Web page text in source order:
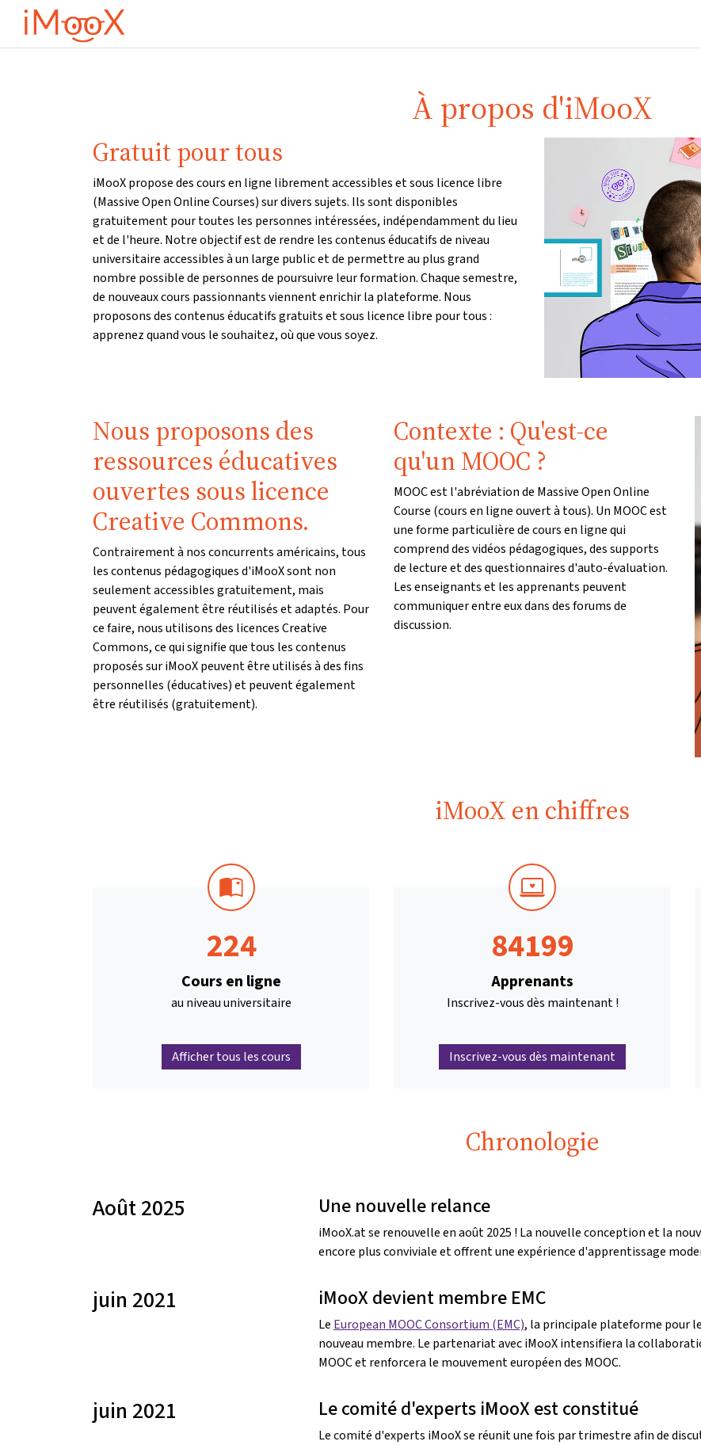
Passer au contenu principal
À propos d'iMooX
Gratuit pour tous
iMooX propose des cours en ligne librement accessibles et sous licence libre
(Massive Open Online Courses) sur divers sujets. Ils sont disponibles
gratuitement pour toutes les personnes intéressées, indépendamment du lieu
et de l'heure. Notre objectif est de rendre les contenus éducatifs de niveau
universitaire accessibles à un large public et de permettre au plus grand
nombre possible de personnes de poursuivre leur formation. Chaque semestre,
de nouveaux cours passionnants viennent enrichir la plateforme. Nous
proposons des contenus éducatifs gratuits et sous licence libre pour tous :
apprenez quand vous le souhaitez, où que vous soyez.
Nous proposons des
ressources éducatives
ouvertes sous licence
Creative Commons.
Contrairement à nos concurrents américains, tous
les contenus pédagogiques d'iMooX sont non
seulement accessibles gratuitement, mais
peuvent également être réutilisés et adaptés. Pour
ce faire, nous utilisons des licences Creative
Commons, ce qui signifie que tous les contenus
proposés sur iMooX peuvent être utilisés à des fins
personnelles (éducatives) et peuvent également
être réutilisés (gratuitement).
Contexte : Qu'est-ce
qu'un MOOC ?
MOOC est l'abréviation de Massive Open Online
Course (cours en ligne ouvert à tous). Un MOOC est
une forme particulière de cours en ligne qui
comprend des vidéos pédagogiques, des supports
de lecture et des questionnaires d'auto-évaluation.
Les enseignants et les apprenants peuvent
communiquer entre eux dans des forums de
discussion.
iMooX en chiffres
224
Cours en ligne
au niveau universitaire
Afficher tous les cours
84199
Apprenants
Inscrivez-vous dès maintenant !
Inscrivez-vous dès maintenant
Chronologie
Août 2025 Une nouvelle relance
iMooX.at se renouvelle en août 2025 ! La nouvelle conception et la
encore plus conviviale et offrent une expérience d'apprentissage
juin 2021 iMooX devient membre EMC
Le European MOOC Consortium (EMC), la principale plateforme pour
nouveau membre. Le partenariat avec iMooX intensifiera la
MOOC et renforcera le mouvement européen des MOOC.
juin 2021 Le comité d'experts iMooX est constitué
Le comité d'experts iMooX se réunit une fois par trimestre afin de